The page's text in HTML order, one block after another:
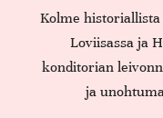
Kolme historiallista
Loviisassa ja
konditorian
ja